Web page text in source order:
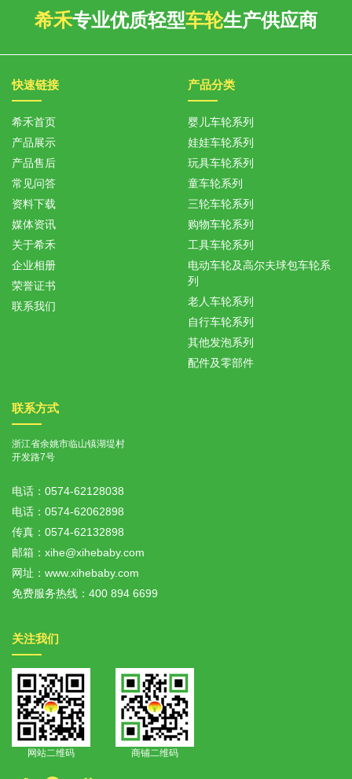
希禾专业优质轻型车轮生产供应商
快速链接
希禾首页
产品展示
产品售后
常见问答
资料下载
媒体资讯
关于希禾
企业相册
荣誉证书
联系我们
产品分类
婴儿车轮系列
娃娃车轮系列
玩具车轮系列
童车轮系列
三轮车轮系列
购物车轮系列
工具车轮系列
电动车轮及高尔夫球包车轮系
列
老人车轮系列
自行车轮系列
其他发泡系列
配件及零部件
联系方式
浙江省余姚市临山镇湖堤村
开发路7号
电话： 0574-62128038
电话： 0574-62062898
传真： 0574-62132898
邮箱： xihe@xihebaby.com
网址：www.xihebaby.com
免费服务热线： 400 894 6699
关注我们
网站二维码 商铺二维码